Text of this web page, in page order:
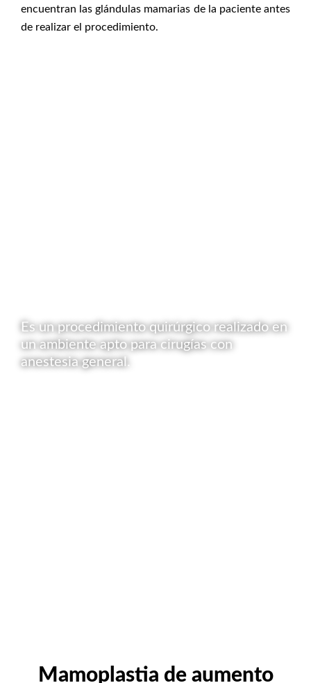
encuentran las glándulas mamarias de la paciente antes
de realizar el procedimiento.
Es un procedimiento quirúrgico realizado en
un ambiente apto para cirugías con
anestesia general.
Mamoplastia de aumento